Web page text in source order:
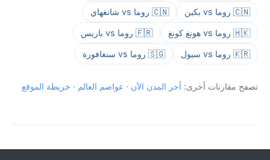
🇨🇳 روما vs بكين 🇨🇳 روما vs شانغهاي
🇭🇰 روما vs هونغ كونغ 🇫🇷 روما vs باريس
🇰🇷 روما vs سيول 🇸🇬 روما vs سنغافورة
تصفح مقارنات أخرى: أحر المدن الآن · عواصم العالم · خريطة الموقع